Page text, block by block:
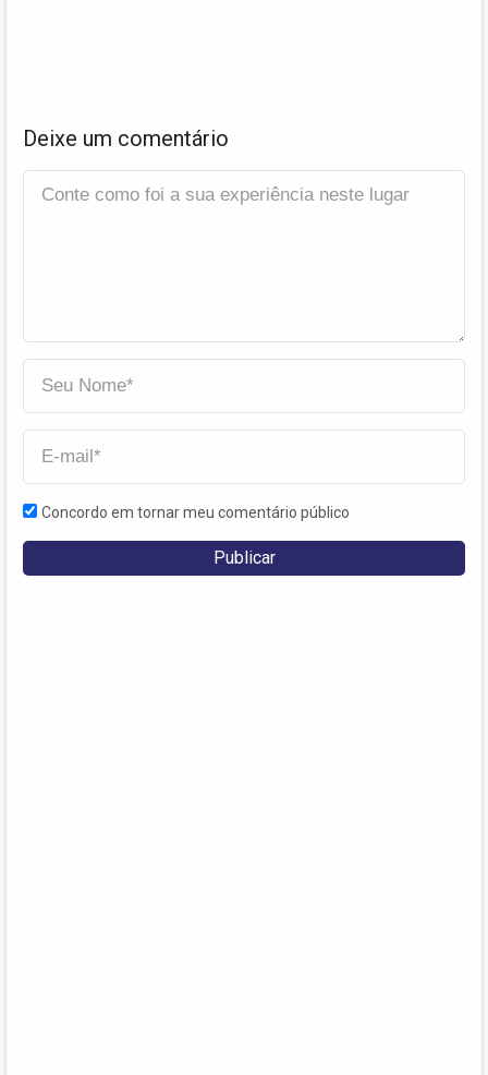
Deixe um comentário
Concordo em tornar meu comentário público